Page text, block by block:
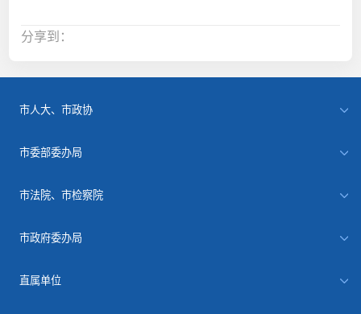
分享到：
市人大、市政协
市委部委办局
市法院、市检察院
市政府委办局
直属单位